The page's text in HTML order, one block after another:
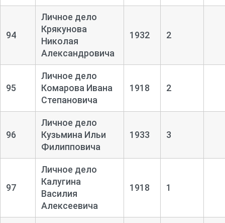
94
Личное дело
Крякунова
Николая
Александровича
1932 2
95
Личное дело
Комарова Ивана
Степановича
1918 2
96
Личное дело
Кузьмина Ильи
Филипповича
1933 3
97
Личное дело
Калугина
Василия
Алексеевича
1918 1